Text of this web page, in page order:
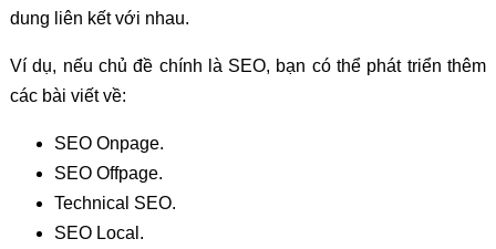
dung liên kết với nhau.
Ví dụ, nếu chủ đề chính là SEO, bạn có thể phát triển thêm
các bài viết về:
SEO Onpage.
SEO Offpage.
Technical SEO.
SEO Local.